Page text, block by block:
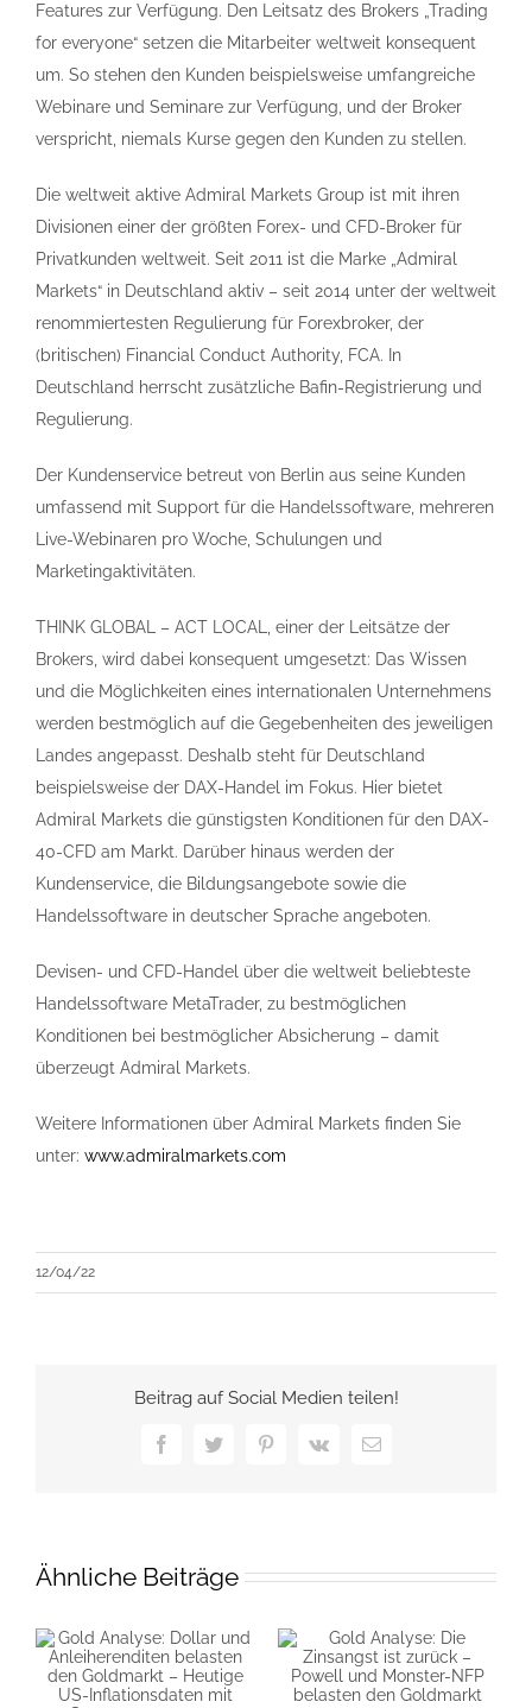
Features zur Verfügung. Den Leitsatz des Brokers „Trading
for everyone“ setzen die Mitarbeiter weltweit konsequent
um. So stehen den Kunden beispielsweise umfangreiche
Webinare und Seminare zur Verfügung, und der Broker
verspricht, niemals Kurse gegen den Kunden zu stellen.
Die weltweit aktive Admiral Markets Group ist mit ihren
Divisionen einer der größten Forex- und CFD-Broker für
Privatkunden weltweit. Seit 2011 ist die Marke „Admiral
Markets“ in Deutschland aktiv – seit 2014 unter der weltweit
renommiertesten Regulierung für Forexbroker, der
(britischen) Financial Conduct Authority, FCA. In
Deutschland herrscht zusätzliche Bafin-Registrierung und
Regulierung.
Der Kundenservice betreut von Berlin aus seine Kunden
umfassend mit Support für die Handelssoftware, mehreren
Live-Webinaren pro Woche, Schulungen und
Marketingaktivitäten.
THINK GLOBAL – ACT LOCAL, einer der Leitsätze der
Brokers, wird dabei konsequent umgesetzt: Das Wissen
und die Möglichkeiten eines internationalen Unternehmens
werden bestmöglich auf die Gegebenheiten des jeweiligen
Landes angepasst. Deshalb steht für Deutschland
beispielsweise der DAX-Handel im Fokus. Hier bietet
Admiral Markets die günstigsten Konditionen für den DAX-
40-CFD am Markt. Darüber hinaus werden der
Kundenservice, die Bildungsangebote sowie die
Handelssoftware in deutscher Sprache angeboten.
Devisen- und CFD-Handel über die weltweit beliebteste
Handelssoftware MetaTrader, zu bestmöglichen
Konditionen bei bestmöglicher Absicherung – damit
überzeugt Admiral Markets.
Weitere Informationen über Admiral Markets finden Sie
unter: www.admiralmarkets.com
12/04/22
Beitrag auf Social Medien teilen!
FacebookTwitterPinterest
Vk
E-
Ähnliche Beiträge